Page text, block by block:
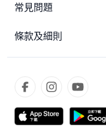
常見問題
條款及細則